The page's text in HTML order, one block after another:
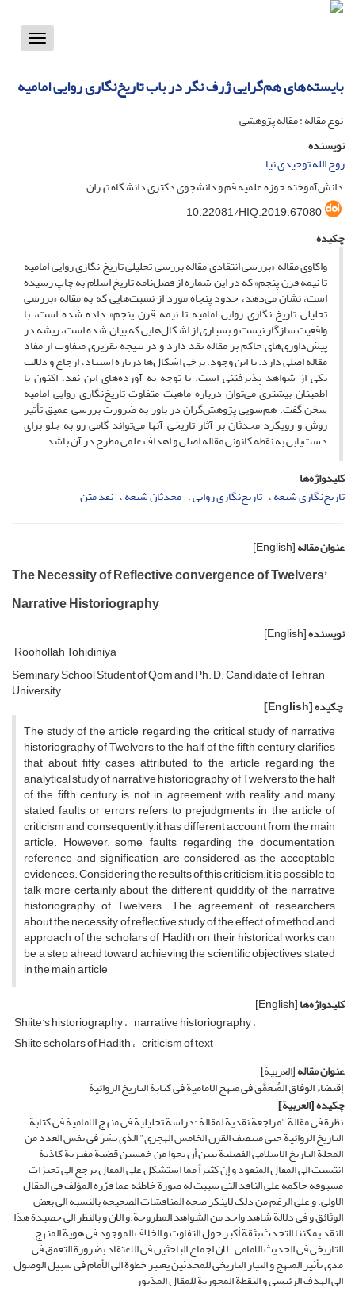
Toggle
بایسته‌های هم‌گرایی ژرف نگر در باب تاریخ‌نگاری روایی امامیه
نوع مقاله : مقاله پژوهشی
نویسنده
روح الله توحیدی نیا
دانش‌آموخته حوزه علمیه قم و دانشجوی دکتری دانشگاه تهران
10.22081/HIQ.2019.67080
چکیده
واکاوی مقاله «بررسی انتقادی مقاله بررسی تحلیلی تاریخ نگاری روایی امامیه
تا نیمه قرن پنجم» که در این شماره از فصل‌نامه تاریخ اسلام به چاپ رسیده
است، نشان می‌دهد، حدود پنجاه مورد از نسبت‌هایی که به مقاله «بررسی
تحلیلی تاریخ نگاری روایی امامیه تا نیمه قرن پنجم» داده شده است، با
واقعیت سازگار نیست و بسیاری از اشکال‌هایی که بیان شده است، ریشه در
پیش‌داوری‌های حاکم بر مقاله نقد دارد و در نتیجه تقریری متفاوت از مفاد
مقاله اصلی دارد. با این وجود، برخی اشکال‌ها درباره استناد، ارجاع و دلالت
یکی از شواهد پذیرفتنی است. با توجه به آورده‌های این نقد، اکنون با
اطمینان بیشتری می‌توان درباره ماهیت متفاوت تاریخ‌نگاری روایی امامیه
سخن گفت. هم‌سویی پژوهش‌گران در باور به ضرورت بررسی عمیق تأثیر
روش و رویکرد محدثان بر آثار تاریخی آنها می‌تواند گامی رو به جلو برای
دست‌یابی به نقطه کانونی مقاله اصلی و اهداف علمی مطرح در آن باشد
کلیدواژه‌ها
تاریخ‌نگاری شیعه تاریخ‌نگاری روایی محدثان شیعه نقد متن
عنوان مقاله[English]
The Necessity of Reflective convergence of Twelvers’
Narrative Historiography
نویسنده[English]
Roohollah Tohidiniya
Seminary School Student of Qom and Ph. D. Candidate of Tehran
University
چکیده[English]
The study of the article regarding the critical study of narrative
historiography of Twelvers to the half of the fifth century clarifies
that about fifty cases attributed to the article regarding the
analytical study of narrative historiography of Twelvers to the half
of the fifth century is not in agreement with reality and many
stated faults or errors refers to prejudgments in the article of
criticism and consequently, it has different account from the main
article. However, some faults regarding the documentation,
reference and signification are considered as the acceptable
evidences. Considering the results of this criticism, it is possible to
talk more certainly about the different quiddity of the narrative
historiography of Twelvers. The agreement of researchers
about the necessity of reflective study of the effect of method and
approach of the scholars of Hadith on their historical works can
be a step ahead toward achieving the scientific objectives stated
in the main article
کلیدواژه‌ها[English]
Shiite’s historiography narrative historiography
Shiite scholars of Hadith criticism of text
عنوان مقاله[العربیة]
إقتضاء الوفاق المُتعمَّق فی منهج الامامیة فی کتابة التاریخ الروائیة
چکیده[العربیة]
نظرة فی مقالة "مراجعة نقدیة لمقالة :دراسة تحلیلیة فی منهج الامامیة فی کتابة
التاریخ الروائیة حتی منتصف القرن الخامس الهجری" الذی نشر فی نفس العدد من
المجلة التاریخ الاسلامی الفصلیة یبین أن نحوا من خمسین قضیة مفتریة کاذبة
انتسبت الی المقال المنقود و إن کثیراً مما استشکل علی المقال یرجع الی تحیزات
مسبوقة حاکمة علی الناقد التی سببت له صورة خاطئة عما قرّره المؤلف فی المقال
الاولی. و علی الرغم من ذلک لاینکر صحة المناقشات الصحیحة بالنسبة الی بعض
الوثائق و فی دلالة شاهد واحد من الشواهد المطروحة.و الان و بالنظر الی حصیدة هذا
النقد یمکننا التحدث بثقة أکبر حول التفاوت و الخلاف الموجود فی هویة المنهج
التاریخی فی الحدیث الامامی . لان اجماع الباحثین فی الاعتقاد بضرورة التعمق فی
مدی تأثیر المنهج و التیار التاریخی للمحدثین یعتبر خطوة الی الأمام فی سبیل الوصول
الی الهدف الرئیسی و النقطة المحوریة للمقال المذبور